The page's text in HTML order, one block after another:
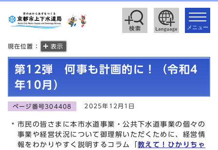
toggle
メニュー
現在位置： 表示
第12弾 何事も計画的に！（令和4
年10月）
ページ番号304408 2025年12月1日
市民の皆さまに本市水道事業・公共下水道事業の個々の
事業や経営状況について御理解いただくために、経営情
報をわかりやすく説明するコラム「教えて！ひかりちゃ